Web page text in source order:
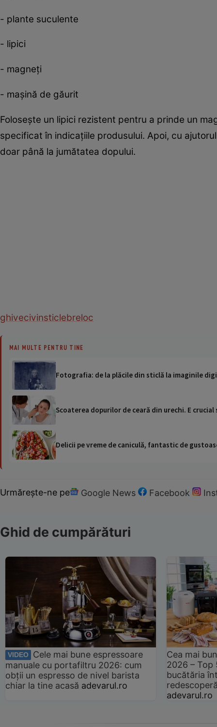
- plante suculente
- lipici
- magneţi
- maşină de găurit
Foloseşte un lipici rezistent pentru a prinde un
specificat în indicaţiile produsului. Apoi, cu
doar până la jumătatea dopului.
ghivecivinsticlebreloc
MAI MULTE PENTRU TINE
Fotografia: de la plăcile din sticlă la imaginile
Scoaterea dopurilor de ceară din urechi. E crucial
Delicii pe vreme de caniculă, fantastic de
Urmărește-ne pe Google News Facebook
Ghid de cumpărături
VIDEO
Cele mai bune espressoare
manuale cu portafiltru 2026: cum
obții un espresso de nivel barista
chiar la tine acasă adevarul.ro
Cea mai
2026 –
bucătăria
adevarul.ro